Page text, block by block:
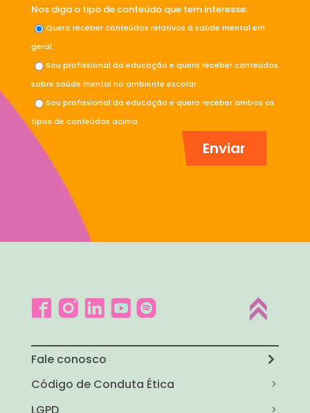
Nos diga o tipo de conteúdo que tem interesse:
Quero receber conteúdos relativos à saúde mental em
geral.
Sou profissional da educação e quero receber conteúdos
sobre saúde mental no ambiente escolar.
Sou profissional da educação e quero receber ambos os
tipos de conteúdos acima.
Fale conosco
Código de Conduta Ética
LGPD